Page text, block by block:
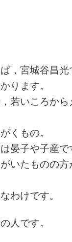
，宮城谷昌
ります。
若いころか
くもの。
晏子や子産で
いたものの
わけです。
人です。